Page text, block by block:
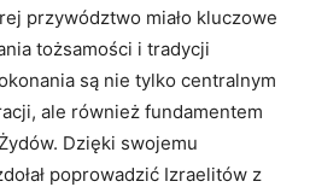
przywództwo‌ miało⁣ kluczowe
tożsamości i ⁤tradycji​
są ‍nie tylko centralnym
ale również fundamentem
Dzięki swojemu
poprowadzić Izraelitów z